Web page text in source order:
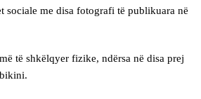
sociale me disa fotografi të publikuara në
të shkëlqyer fizike, ndërsa në disa prej